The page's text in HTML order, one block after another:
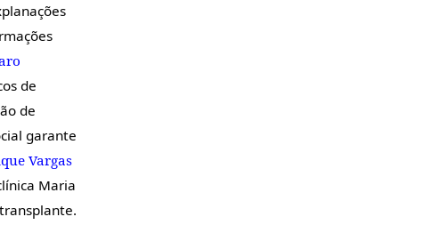
de
de
garante
Vargas
Maria